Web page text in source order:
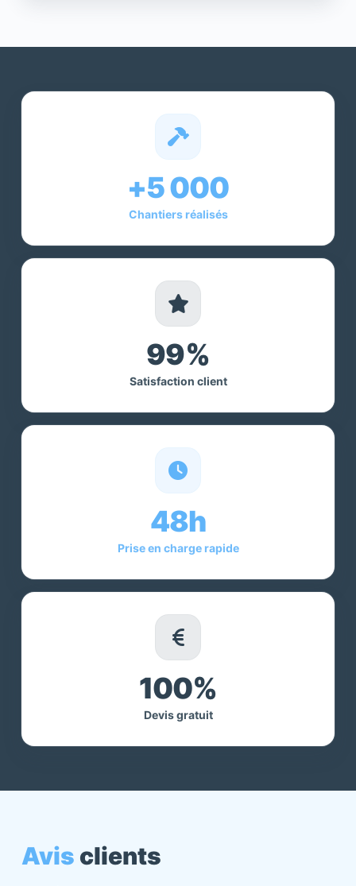
+5 000
Chantiers réalisés
99%
Satisfaction client
48h
Prise en charge rapide
100%
Devis gratuit
Avis clients